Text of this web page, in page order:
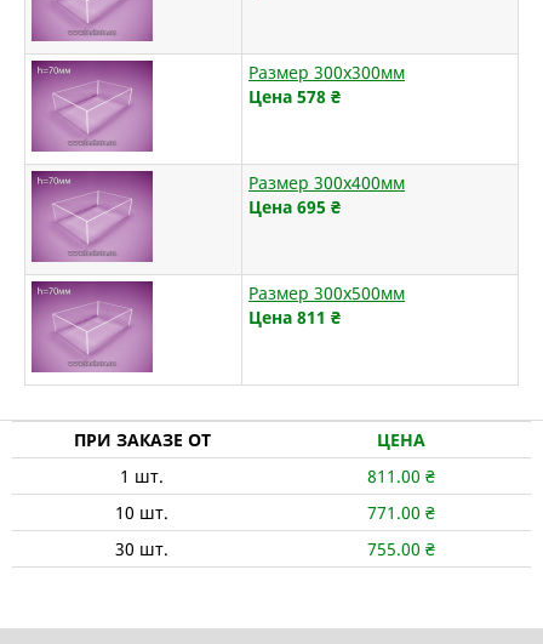
Размер 300х300мм
Цена 578 ₴
Размер 300х400мм
Цена 695 ₴
Размер 300х500мм
Цена 811 ₴
ПРИ ЗАКАЗЕ ОТ
ЦЕНА
1 шт. 811.00 ₴
10 шт. 771.00 ₴
30 шт. 755.00 ₴